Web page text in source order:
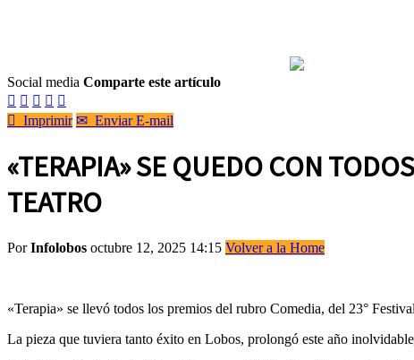
Social media Comparte este artículo
    
 Imprimir ✉ Enviar E-mail
«TERAPIA» SE QUEDO CON
TEATRO
PorInfolobos octubre 12, 2025 14:15 Volver a la Home
«Terapia» se llevó todos los premios del rubro Comedia, del 23°
La pieza que tuviera tanto éxito en Lobos, prolongó este año